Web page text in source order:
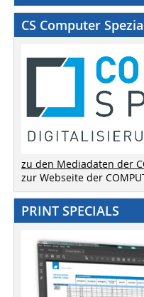
CS Computer
zu den Mediadaten der
zur Webseite der
PRINT SPECIALS